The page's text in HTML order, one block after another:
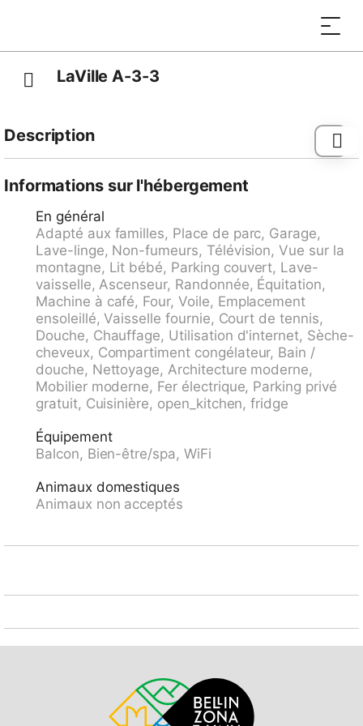
LaVille A-3-3
Description
étages, année de construction 2015. Dans la localité,
à 700 m du centre de Piazza Grande - Locarno,
situation ensoleillée, excellente situation: centrale
mais tranquille, à 1 km du lac, dans la verdure.
Infrastructures de la Maison: ascenseur, réduit pour
bicyclettes, chauffage central. Change de linge (suppl.
en sus). Changementde linge de toilette (suppl. en
sus). Nettoyage possible (en sus). Accès en voiture
jusqu'à la maison. Garage en commun près de la
maison. Dimension: hauteur 210 cm largeur 300 cm.
Magasins 500 m, magasin d'alimentation,
supermarché, restaurant 350 m, bar 50 m, zone
piétonne 700 m, location de bicyclettes 400 m, centre
à 6 minutes à pieds, arrêt du bus 250 m, piscine 1 km,
Spa Lido" 1 km, baignade en lac "Lago Maggiore" 1
km. Terrain de golf (18 trous) 5.1 km, tennis 900 m,
Attractions à proximité: Falconeria Locarno 350 m,
Piazza Grande (Events) 900 m, Lido Locarno, Parco
NARA, Campo Blenio, Campra. Les lacs connus sont
Lago di Lugano. Région de randonnées: Cardada -
Cimetta, Valle Verzasca, Monte Ceneri, Monte Verità,
aux familles, équipement pour bébés sur demande
(en sus). D’autres appartements sont également
proposés à la location dans cette maison de
Informations sur l'hébergement
En général
Adapté aux familles, Place de parc, Garage,
Lave-linge, Non-fumeurs, Télévision, Vue sur la
montagne, Lit bébé, Parking couvert, Lave-
vaisselle, Ascenseur, Randonnée, Équitation,
Machine à café, Four, Voile, Emplacement
ensoleillé, Vaisselle fournie, Court de tennis,
Douche, Chauffage, Utilisation d'internet, Sèche-
cheveux, Compartiment congélateur, Bain /
douche, Nettoyage, Architecture moderne,
Mobilier moderne, Fer électrique, Parking privé
gratuit, Cuisinière, open_kitchen, fridge
Équipement
Balcon, Bien-être/spa, WiFi
Animaux domestiques
Animaux non acceptés